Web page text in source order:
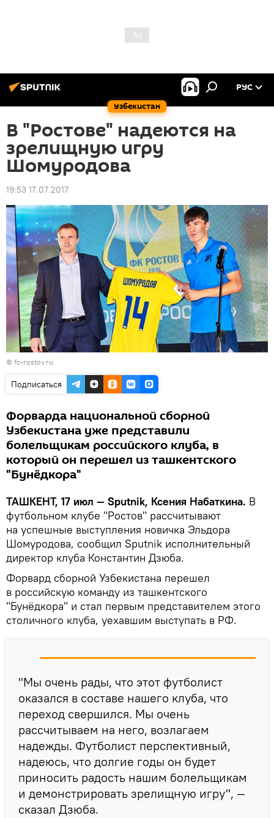
Узбекистан
РУС
В "Ростове" надеются на
зрелищную игру
Шомуродова
19:53 17.07.2017
© fc-rostov.ru
Подписаться
Форварда национальной сборной
Узбекистана уже представили
болельщикам российского клуба, в
который он перешел из ташкентского
"Бунёдкора"
ТАШКЕНТ, 17 июл — Sputnik, Ксения Набаткина. В
футбольном клубе "Ростов" рассчитывают
на успешные выступления новичка Эльдора
Шомуродова, сообщил Sputnik исполнительный
директор клуба Константин Дзюба.
Форвард сборной Узбекистана перешел
в российскую команду из ташкентского
"Бунёдкора" и стал первым представителем этого
столичного клуба, уехавшим выступать в РФ.
"Мы очень рады, что этот футболист
оказался в составе нашего клуба, что
переход свершился. Мы очень
рассчитываем на него, возлагаем
надежды. Футболист перспективный,
надеюсь, что долгие годы он будет
приносить радость нашим болельщикам
и демонстрировать зрелищную игру", —
сказал Дзюба.